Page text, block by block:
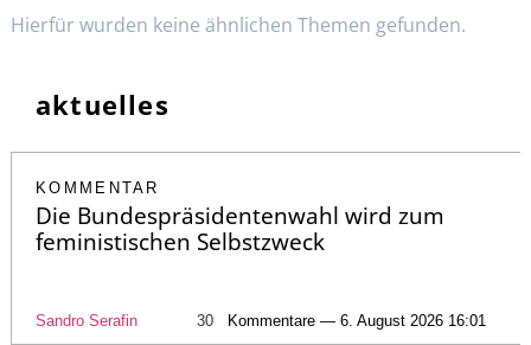
Hierfür wurden keine ähnlichen Themen gefunden.
aktuelles
KOMMENTAR
Die Bundespräsidentenwahl wird zum
feministischen Selbstzweck
Sandro Serafin 30 Kommentare — 6. August 2026 16:01